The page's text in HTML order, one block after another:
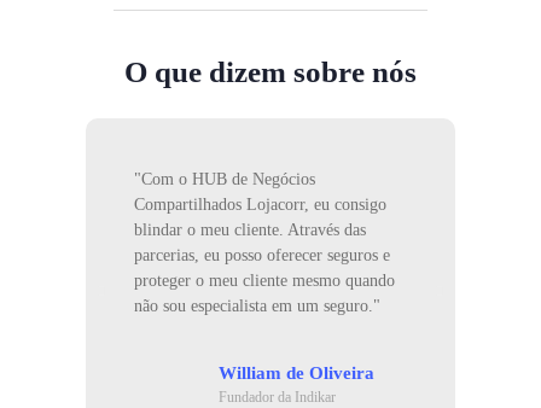
O que dizem sobre nós
"Com o HUB de Negócios
Compartilhados Lojacorr, eu consigo
blindar o meu cliente. Através das
parcerias, eu posso oferecer seguros e
proteger o meu cliente mesmo quando
não sou especialista em um seguro."
William de Oliveira
Fundador da Indikar